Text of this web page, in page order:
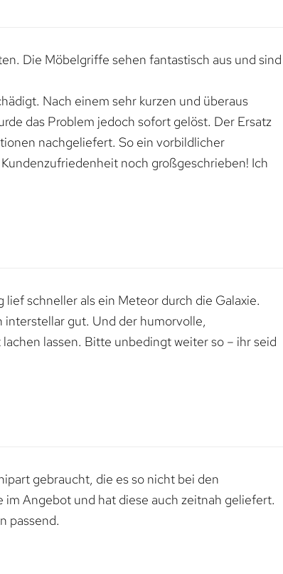
Die Möbelgriffe sehen fantastisch aus und sind
Nach einem sehr kurzen und überaus
das Problem jedoch sofort gelöst. Der Ersatz
nachgeliefert. So ein vorbildlicher
noch großgeschrieben! Ich
schneller als ein Meteor durch die Galaxie.
gut. Und der humorvolle,
lassen. Bitte unbedingt weiter so – ihr seid
gebraucht, die es so nicht bei den
Angebot und hat diese auch zeitnah geliefert.
passend.